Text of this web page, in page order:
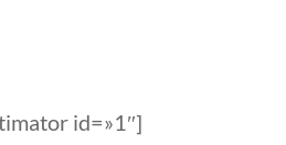
id=»1″]